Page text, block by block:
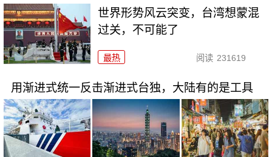
世界形势风云突变，台湾想蒙混
过关，不可能了
最热 阅读 231619
用渐进式统一反击渐进式台独，大陆有的是工具